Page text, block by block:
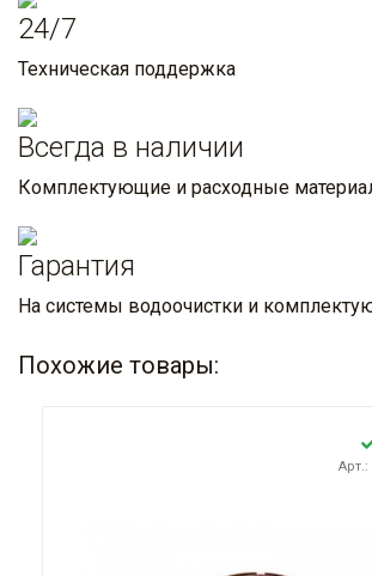
24/7
Техническая поддержка
Всегда в наличии
Комплектующие и расходные
Гарантия
На системы водоочистки и
Похожие товары:
Арт.: